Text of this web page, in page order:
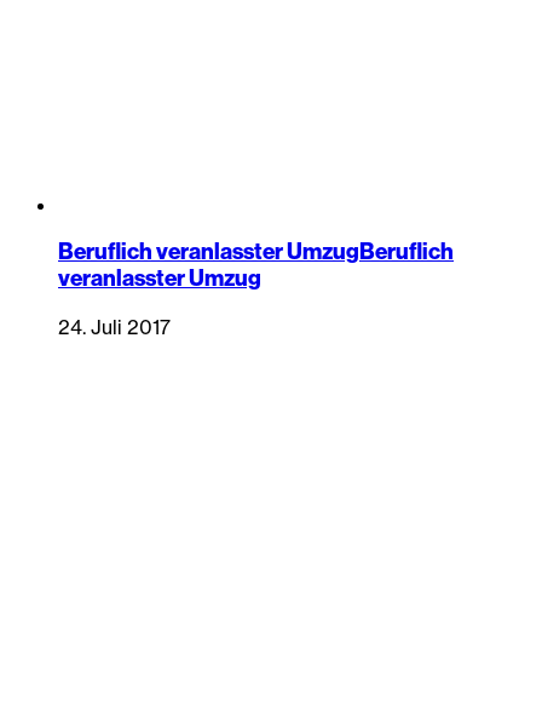
Beruflich veranlasster UmzugBeruflich
veranlasster Umzug
24. Juli 2017